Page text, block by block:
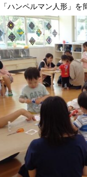
ハンペルマン人形」を